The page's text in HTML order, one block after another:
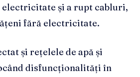
și a rupt cabluri,
fără electricitate.
și rețelele de apă și
disfuncționalități în